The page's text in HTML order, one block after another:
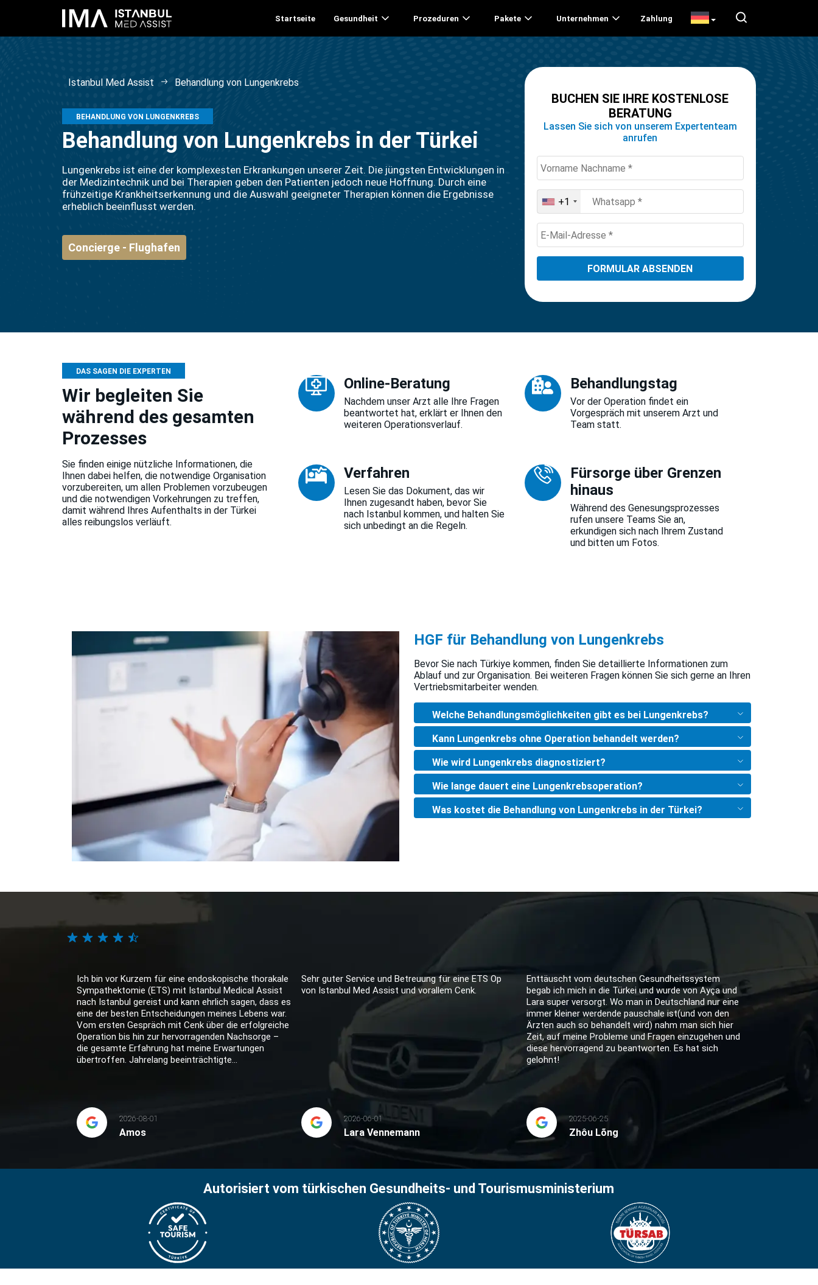
Startseite Gesundheit Prozeduren Pakete Unternehmen Zahlung
Istanbul Med Assist Behandlung von Lungenkrebs
BEHANDLUNG VON LUNGENKREBS
Behandlung von Lungenkrebs in der Türkei
Lungenkrebs ist eine der komplexesten Erkrankungen unserer Zeit. Die jüngsten Entwicklungen in
der Medizintechnik und bei Therapien geben den Patienten jedoch neue Hoffnung. Durch eine
frühzeitige Krankheitserkennung und die Auswahl geeigneter Therapien können die Ergebnisse
erheblich beeinflusst werden.
Concierge - Flughafen
BUCHEN SIE IHRE KOSTENLOSE
BERATUNG
Lassen Sie sich von unserem Expertenteam
anrufen
United
States
+1
+1
DAS SAGEN DIE EXPERTEN
Wir begleiten Sie
während des gesamten
Prozesses
Sie finden einige nützliche Informationen, die
Ihnen dabei helfen, die notwendige Organisation
vorzubereiten, um allen Problemen vorzubeugen
und die notwendigen Vorkehrungen zu treffen,
damit während Ihres Aufenthalts in der Türkei
alles reibungslos verläuft.
Online-Beratung
Nachdem unser Arzt alle Ihre Fragen
beantwortet hat, erklärt er Ihnen den
weiteren Operationsverlauf.
Behandlungstag
Vor der Operation findet ein
Vorgespräch mit unserem Arzt und
Team statt.
Verfahren
Lesen Sie das Dokument, das wir
Ihnen zugesandt haben, bevor Sie
nach Istanbul kommen, und halten Sie
sich unbedingt an die Regeln.
Fürsorge über Grenzen
hinaus
Während des Genesungsprozesses
rufen unsere Teams Sie an,
erkundigen sich nach Ihrem Zustand
und bitten um Fotos.
HGF für Behandlung von Lungenkrebs
Bevor Sie nach Türkiye kommen, finden Sie detaillierte Informationen zum
Ablauf und zur Organisation. Bei weiteren Fragen können Sie sich gerne an Ihren
Vertriebsmitarbeiter wenden.
Welche Behandlungsmöglichkeiten gibt es bei Lungenkrebs?
Kann Lungenkrebs ohne Operation behandelt werden?
Wie wird Lungenkrebs diagnostiziert?
Wie lange dauert eine Lungenkrebsoperation?
Was kostet die Behandlung von Lungenkrebs in der Türkei?
Ich bin vor Kurzem für eine endoskopische thorakale
Sympathektomie (ETS) mit Istanbul Medical Assist
nach Istanbul gereist und kann ehrlich sagen, dass es
eine der besten Entscheidungen meines Lebens war.
Vom ersten Gespräch mit Cenk über die erfolgreiche
Operation bis hin zur hervorragenden Nachsorge –
die gesamte Erfahrung hat meine Erwartungen
übertroffen. Jahrelang beeinträchtigte...
2026-08-01
Amos
Sehr guter Service und Betreuung für eine ETS Op
von Istanbul Med Assist und vorallem Cenk.
2026-06-01
Lara Vennemann
Enttäuscht vom deutschen Gesundheitssystem
begab ich mich in die Türkei und wurde von Ayça und
Lara super versorgt. Wo man in Deutschland nur eine
immer kleiner werdende pauschale ist(und von den
Ärzten auch so behandelt wird) nahm man sich hier
Zeit, auf meine Probleme und Fragen einzugehen und
diese hervorragend zu beantworten. Es hat sich
gelohnt!
2025-06-25
Zhôu Lõng
Autorisiert vom türkischen Gesundheits- und Tourismusministerium